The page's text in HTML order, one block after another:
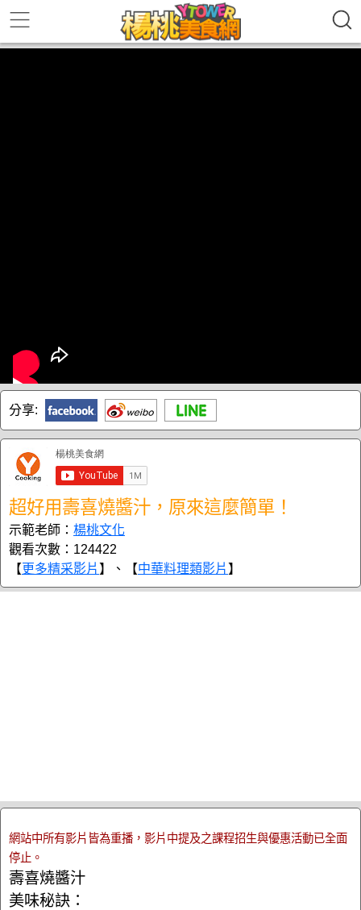
分享:
超好用壽喜燒醬汁，原來這麼簡單！
示範老師： 楊桃文化
觀看次數：124422
【更多精采影片 】、【中華料理類影片 】
網站中所有影片皆為重播，影片中提及之課程招生與優惠活動已全面
停止。
壽喜燒醬汁
美味秘訣：